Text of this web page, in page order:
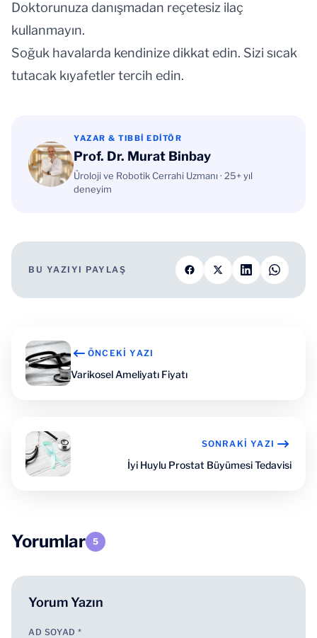
Doktorunuza danışmadan reçetesiz ilaç
kullanmayın.
Soğuk havalarda kendinize dikkat edin. Sizi sıcak
tutacak kıyafetler tercih edin.
YAZAR & TIBBI EDITÖR
Prof. Dr. Murat Binbay
Üroloji ve Robotik Cerrahi Uzmanı · 25+ yıl
deneyim
BU YAZIYI PAYLAŞ
ÖNCEKI YAZI
Varikosel Ameliyatı Fiyatı
SONRAKI YAZI
İyi Huylu Prostat Büyümesi Tedavisi
Yorumlar 5
Yorum Yazın
AD SOYAD *